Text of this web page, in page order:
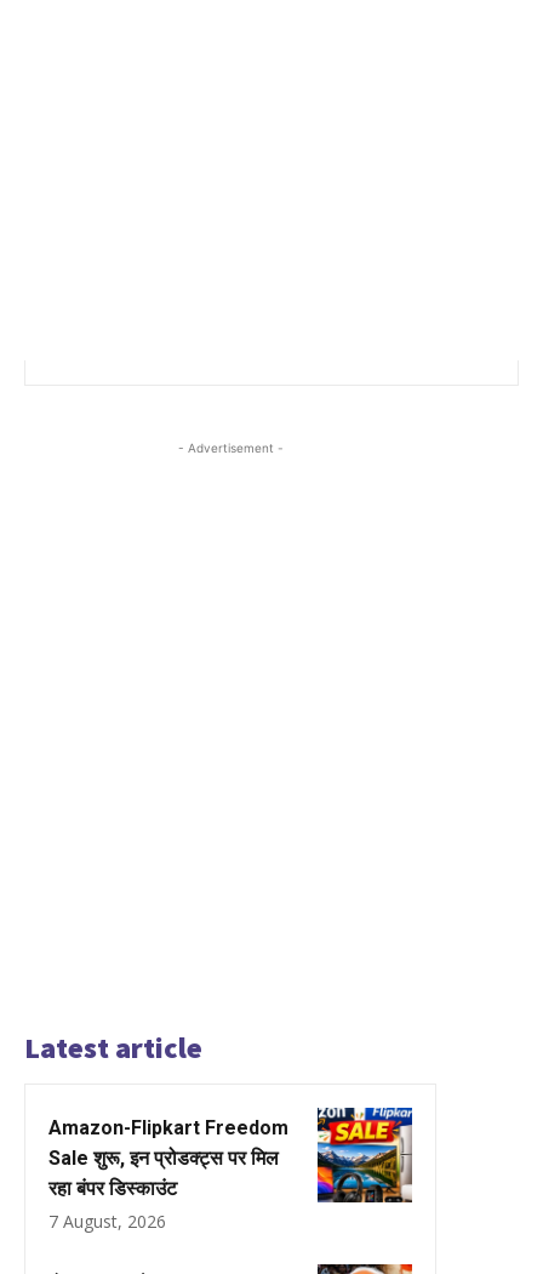
- Advertisement -
Latest article
Amazon-Flipkart Freedom
Sale शुरू, इन प्रोडक्ट्स पर मिल
रहा बंपर डिस्काउंट
7 August, 2026